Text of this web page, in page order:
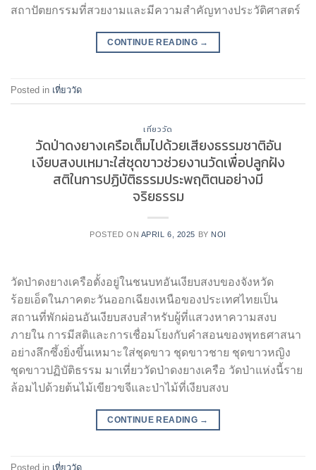
สถาปัตยกรรมที่สวยงามและมีความสำคัญทางประวัติศาสตร์
CONTINUE READING →
Posted in เที่ยววัด
เที่ยววัด
วัดป่าดงยางเครือเต็มไปด้วยเสียงธรรมชาติอัน
เงียบสงบเหมาะใส่ชุดขาวช่วยงานวัดเพื่อปลูกฝัง
สติในการปฏิบัติธรรมประพฤติตนอย่างมี
จริยธรรม
POSTED ON APRIL 6, 2025 BY NOI
วัดป่าดงยางเครือตั้งอยู่ในชนบทอันเงียบสงบของจังหวัด
ร้อยเอ็ดในภาคตะวันออกเฉียงเหนือของประเทศไทยเป็น
สถานที่พักผ่อนอันเงียบสงบสำหรับผู้ที่แสวงหาความสงบ
ภายใน การมีสติและการเชื่อมโยงกับคำสอนของพุทธศาสนา
อย่างลึกซึ้งยิ่งขึ้นเหมาะใส่ชุดขาว ชุดขาวชาย ชุดขาวหญิง
ชุดขาวปฏิบัติธรรม มาเที่ยววัดป่าดงยางเครือ วัดป่าแห่งนี้ราย
ล้อมไปด้วยต้นไม้เขียวขจีและป่าไม้ที่เงียบสงบ
CONTINUE READING →
Posted in เที่ยววัด